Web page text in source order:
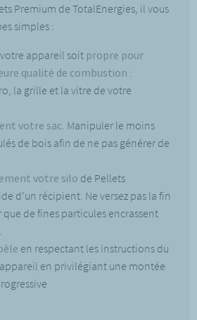
Premium de TotalEnergies, il vous
simples :
appareil soit propre pour
qualité de combustion :
la grille et la vitre de votre
votre sac . Manipuler le moins
de bois afin de ne pas générer de
votre silo de Pellets
d’un récipient. Ne versez pas la fin
que de fines particules encrassent
en respectant les instructions du
en privilégiant une montée